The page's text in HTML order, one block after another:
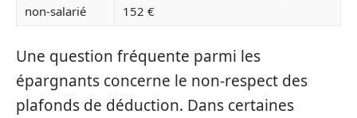
non-salarié
152 €
Une question fréquente parmi les
épargnants concerne le non-respect des
plafonds de déduction. Dans certaines